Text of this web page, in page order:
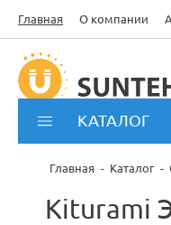
Главная О компании
КАТАЛОГ
Главная Каталог
Kiturami